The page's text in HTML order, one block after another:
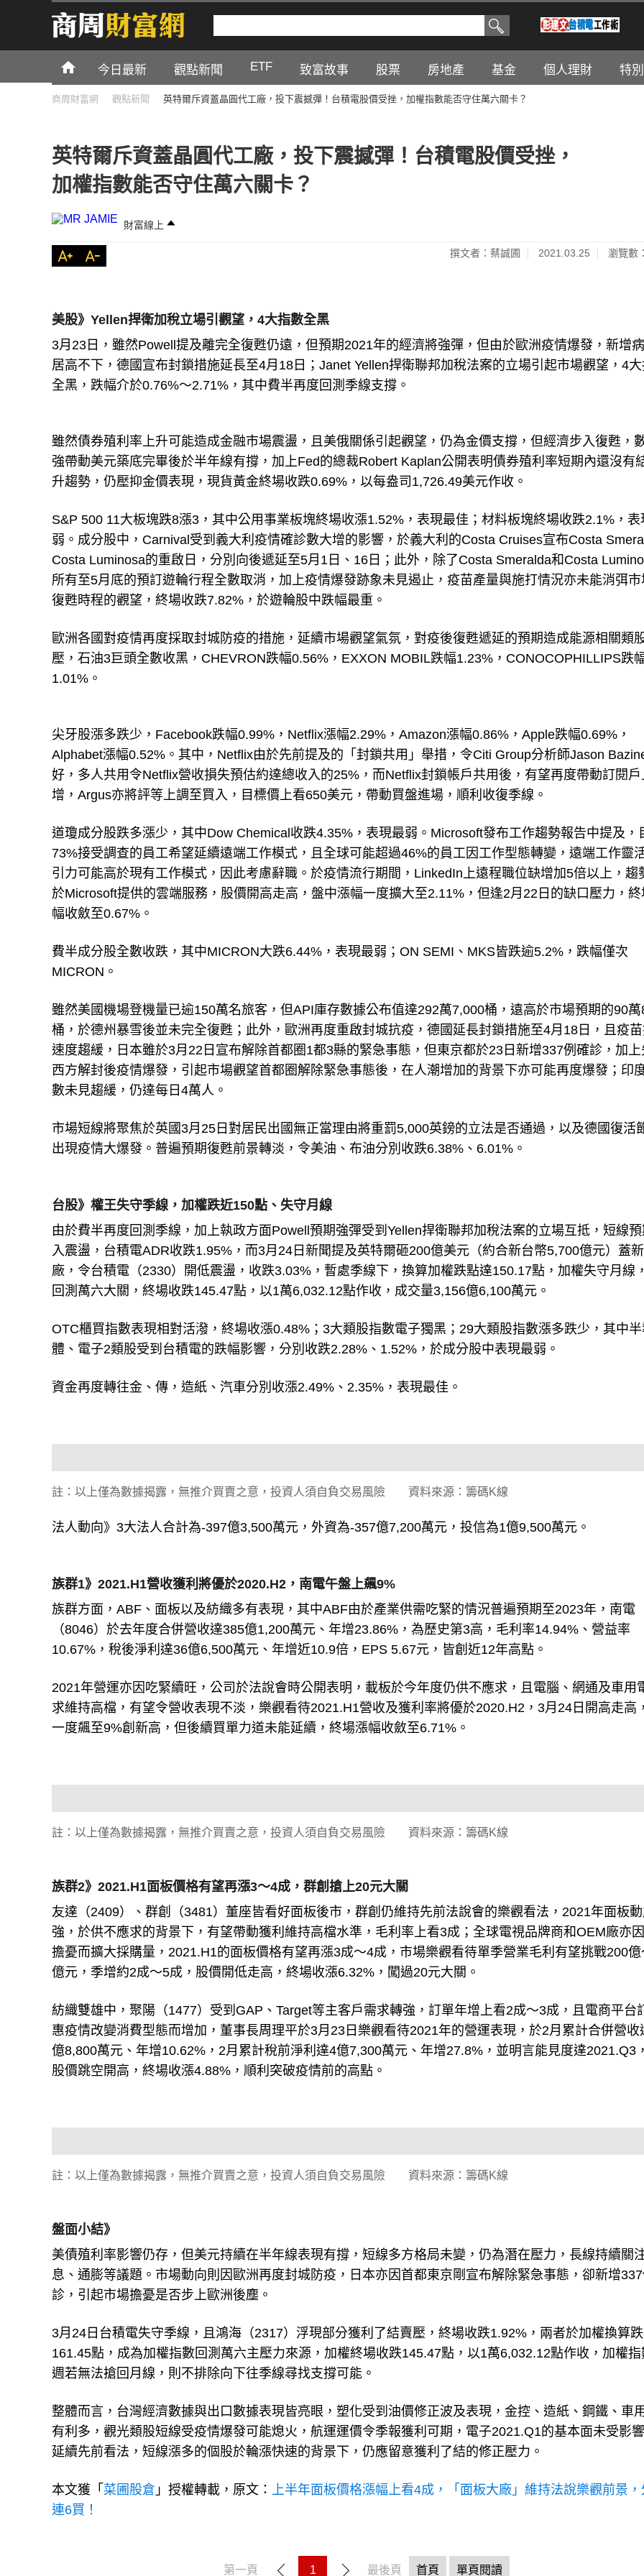
今日最新 觀點新聞 ETF 致富故事 股票 房地產 基金 個人理財 特
商周財富網 觀點新聞 英特爾斥資蓋晶圓代工廠，投下震撼彈！台積電股價受挫，加權指數能否守住萬六關卡？
英特爾斥資蓋晶圓代工廠，投下震撼彈！台積電股價受挫，
加權指數能否守住萬六關卡？
財富線上
撰文者：蔡誠圃 2021.03.25 瀏覽數
美股》Yellen捍衛加稅立場引觀望，4大指數全黑
3月23日，雖然Powell提及離完全復甦仍遠，但預期2021年的經濟將強彈，但由於歐洲疫情爆發，新增
居高不下，德國宣布封鎖措施延長至4月18日；Janet Yellen捍衛聯邦加稅法案的立場引起市場觀望，4
全黑，跌幅介於0.76%～2.71%，其中費半再度回測季線支撐。
雖然債券殖利率上升可能造成金融市場震盪，且美俄關係引起觀望，仍為金價支撐，但經濟步入復甦，
強帶動美元築底完畢後於半年線有撐，加上Fed的總裁Robert Kaplan公開表明債券殖利率短期內還沒有
升趨勢，仍壓抑金價表現，現貨黃金終場收跌0.69%，以每盎司1,726.49美元作收。
S&P 500 11大板塊跌8漲3，其中公用事業板塊終場收漲1.52%，表現最佳；材料板塊終場收跌2.1%，表
弱。成分股中，Carnival受到義大利疫情確診數大增的影響，於義大利的Costa Cruises宣布Costa
Costa Luminosa的重啟日，分別向後遞延至5月1日、16日；此外，除了Costa Smeralda和Costa
所有至5月底的預訂遊輪行程全數取消，加上疫情爆發跡象未見遏止，疫苗產量與施打情況亦未能消弭市
復甦時程的觀望，終場收跌7.82%，於遊輪股中跌幅最重。
歐洲各國對疫情再度採取封城防疫的措施，延續市場觀望氣氛，對疫後復甦遞延的預期造成能源相關類
壓，石油3巨頭全數收黑，CHEVRON跌幅0.56%，EXXON MOBIL跌幅1.23%，CONOCOPHILLIPS跌
1.01%。
尖牙股漲多跌少，Facebook跌幅0.99%，Netflix漲幅2.29%，Amazon漲幅0.86%，Apple跌幅0.69%，
Alphabet漲幅0.52%。其中，Netflix由於先前提及的「封鎖共用」舉措，令Citi Group分析師Jason
好，多人共用令Netflix營收損失預估約達總收入的25%，而Netflix封鎖帳戶共用後，有望再度帶動訂閱戶
增，Argus亦將評等上調至買入，目標價上看650美元，帶動買盤進場，順利收復季線。
道瓊成分股跌多漲少，其中Dow Chemical收跌4.35%，表現最弱。Microsoft發布工作趨勢報告中提及，
73%接受調查的員工希望延續遠端工作模式，且全球可能超過46%的員工因工作型態轉變，遠端工作靈
引力可能高於現有工作模式，因此考慮辭職。於疫情流行期間，LinkedIn上遠程職位缺增加5倍以上，趨
於Microsoft提供的雲端服務，股價開高走高，盤中漲幅一度擴大至2.11%，但逢2月22日的缺口壓力，終
幅收斂至0.67%。
費半成分股全數收跌，其中MICRON大跌6.44%，表現最弱；ON SEMI、MKS皆跌逾5.2%，跌幅僅次
MICRON。
雖然美國機場登機量已逾150萬名旅客，但API庫存數據公布值達292萬7,000桶，遠高於市場預期的90
桶，於德州暴雪後並未完全復甦；此外，歐洲再度重啟封城抗疫，德國延長封鎖措施至4月18日，且疫
速度趨緩，日本雖於3月22日宣布解除首都圈1都3縣的緊急事態，但東京都於23日新增337例確診，加上
西方解封後疫情爆發，引起市場觀望首都圈解除緊急事態後，在人潮增加的背景下亦可能再度爆發；印
數未見趨緩，仍達每日4萬人。
市場短線將聚焦於英國3月25日對居民出國無正當理由將重罰5,000英鎊的立法是否通過，以及德國復活
出現疫情大爆發。普遍預期復甦前景轉淡，令美油、布油分別收跌6.38%、6.01%。
台股》權王失守季線，加權跌近150點、失守月線
由於費半再度回測季線，加上執政方面Powell預期強彈受到Yellen捍衛聯邦加稅法案的立場互抵，短線
入震盪，台積電ADR收跌1.95%，而3月24日新聞提及英特爾砸200億美元（約合新台幣5,700億元）蓋
廠，令台積電（2330）開低震盪，收跌3.03%，暫處季線下，換算加權跌點達150.17點，加權失守月線
回測萬六大關，終場收跌145.47點，以1萬6,032.12點作收，成交量3,156億6,100萬元。
OTC櫃買指數表現相對活潑，終場收漲0.48%；3大類股指數電子獨黑；29大類股指數漲多跌少，其中
體、電子2類股受到台積電的跌幅影響，分別收跌2.28%、1.52%，於成分股中表現最弱。
資金再度轉往金、傳，造紙、汽車分別收漲2.49%、2.35%，表現最佳。
註：以上僅為數據揭露，無推介買賣之意，投資人須自負交易風險 資料來源：籌碼K線
法人動向》3大法人合計為-397億3,500萬元，外資為-357億7,200萬元，投信為1億9,500萬元。
族群1》2021.H1營收獲利將優於2020.H2，南電午盤上飆9%
族群方面，ABF、面板以及紡織多有表現，其中ABF由於產業供需吃緊的情況普遍預期至2023年，南電
（8046）於去年度合併營收達385億1,200萬元、年增23.86%，為歷史第3高，毛利率14.94%、營益率
10.67%，稅後淨利達36億6,500萬元、年增近10.9倍，EPS 5.67元，皆創近12年高點。
2021年營運亦因吃緊續旺，公司於法說會時公開表明，載板於今年度仍供不應求，且電腦、網通及車用
求維持高檔，有望令營收表現不淡，樂觀看待2021.H1營收及獲利率將優於2020.H2，3月24日開高走高
一度飆至9%創新高，但後續買單力道未能延續，終場漲幅收斂至6.71%。
註：以上僅為數據揭露，無推介買賣之意，投資人須自負交易風險 資料來源：籌碼K線
族群2》2021.H1面板價格有望再漲3～4成，群創搶上20元大關
友達（2409）、群創（3481）董座皆看好面板後市，群創仍維持先前法說會的樂觀看法，2021年面板
強，於供不應求的背景下，有望帶動獲利維持高檔水準，毛利率上看3成；全球電視品牌商和OEM廠亦
擔憂而擴大採購量，2021.H1的面板價格有望再漲3成～4成，市場樂觀看待單季營業毛利有望挑戰200
億元，季增約2成～5成，股價開低走高，終場收漲6.32%，闖過20元大關。
紡織雙雄中，聚陽（1477）受到GAP、Target等主客戶需求轉強，訂單年增上看2成～3成，且電商平台
惠疫情改變消費型態而增加，董事長周理平於3月23日樂觀看待2021年的營運表現，於2月累計合併營收
億8,800萬元、年增10.62%，2月累計稅前淨利達4億7,300萬元、年增27.8%，並明言能見度達2021.Q3
股價跳空開高，終場收漲4.88%，順利突破疫情前的高點。
註：以上僅為數據揭露，無推介買賣之意，投資人須自負交易風險 資料來源：籌碼K線
盤面小結》
美債殖利率影響仍存，但美元持續在半年線表現有撐，短線多方格局未變，仍為潛在壓力，長線持續關
息、通膨等議題。市場動向則因歐洲再度封城防疫，日本亦因首都東京剛宣布解除緊急事態，卻新增
診，引起市場擔憂是否步上歐洲後塵。
3月24日台積電失守季線，且鴻海（2317）浮現部分獲利了結賣壓，終場收跌1.92%，兩者於加權換算
161.45點，成為加權指數回測萬六主壓力來源，加權終場收跌145.47點，以1萬6,032.12點作收，加權指
週若無法搶回月線，則不排除向下往季線尋找支撐可能。
整體而言，台灣經濟數據與出口數據表現皆亮眼，塑化受到油價修正波及表現，金控、造紙、鋼鐵、車
有利多，觀光類股短線受疫情爆發可能熄火，航運運價令季報獲利可期，電子2021.Q1的基本面未受影
延續先前看法，短線漲多的個股於輪漲快速的背景下，仍應留意獲利了結的修正壓力。
本文獲「 菜圃股倉 」授權轉載，原文： 上半年面板價格漲幅上看4成，「面板大廠」維持法說樂觀前景，
連6買！
第一頁 1 最後頁 首頁 單頁閱讀